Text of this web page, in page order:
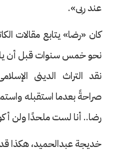
عند ربى».
كان «رضا» يتابع مقالات
نحو خمس سنوات قبل أن
نقد التراث الدينى
صراحةً بعدما استقبله
رضا.. أنا لست ملحدًا ولن
خديجة عبدالحميد، هكذا